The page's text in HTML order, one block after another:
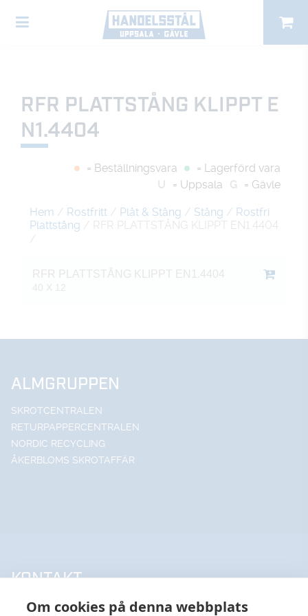
Om cookies på denna webbplats
RFR PLATTSTÅNG KLIPPT E
N1.4404
= Beställningsvara
= Lagerförd vara
U
= Uppsala G = Gävle
Hem / Rostfritt / Plåt & Stång / Stång / Rostfri
Plattstång / RFR PLATTSTÅNG KLIPPT EN1.4404
/
RFR PLATTSTÅNG KLIPPT EN1.4404
40 X 12
ALMGRUPPEN
SKROTCENTRALEN
RETURPAPPERCENTRALEN
NORDIC RECYCLING
ÅKERBLOMS SKROTAFFÄR
KONTAKT
UPPSALA HANDELSSTÅL AB